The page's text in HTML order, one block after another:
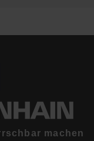
machen